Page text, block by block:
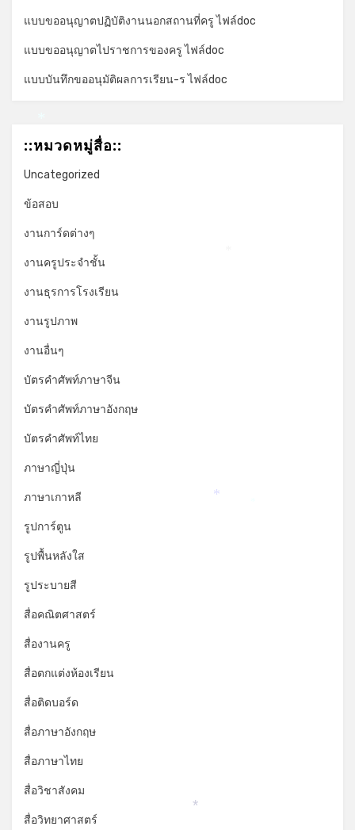
แบบขออนุญาตปฏิบัติงานนอกสถานที่ครู ไฟล์doc
แบบขออนุญาตไปราชการของครู ไฟล์doc
แบบบันทึกขออนุมัติผลการเรียน-ร ไฟล์doc
::หมวดหมู่สื่อ::
Uncategorized
ข้อสอบ
งานการ์ดต่างๆ
งานครูประจำชั้น
งานธุรการโรงเรียน
งานรูปภาพ
งานอื่นๆ
บัตรคำศัพท์ภาษาจีน
บัตรคำศัพท์ภาษาอังกฤษ
บัตรคำศัพท์ไทย
ภาษาญี่ปุ่น
ภาษาเกาหลี
รูปการ์ตูน
รูปพื้นหลังใส
รูประบายสี
สื่อคณิตศาสตร์
สื่องานครู
สื่อตกแต่งห้องเรียน
สื่อติดบอร์ด
สื่อภาษาอังกฤษ
สื่อภาษาไทย
สื่อวิชาสังคม
สื่อวิทยาศาสตร์